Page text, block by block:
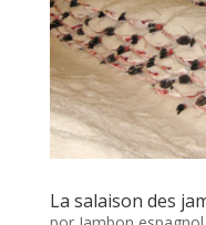
La salaison des